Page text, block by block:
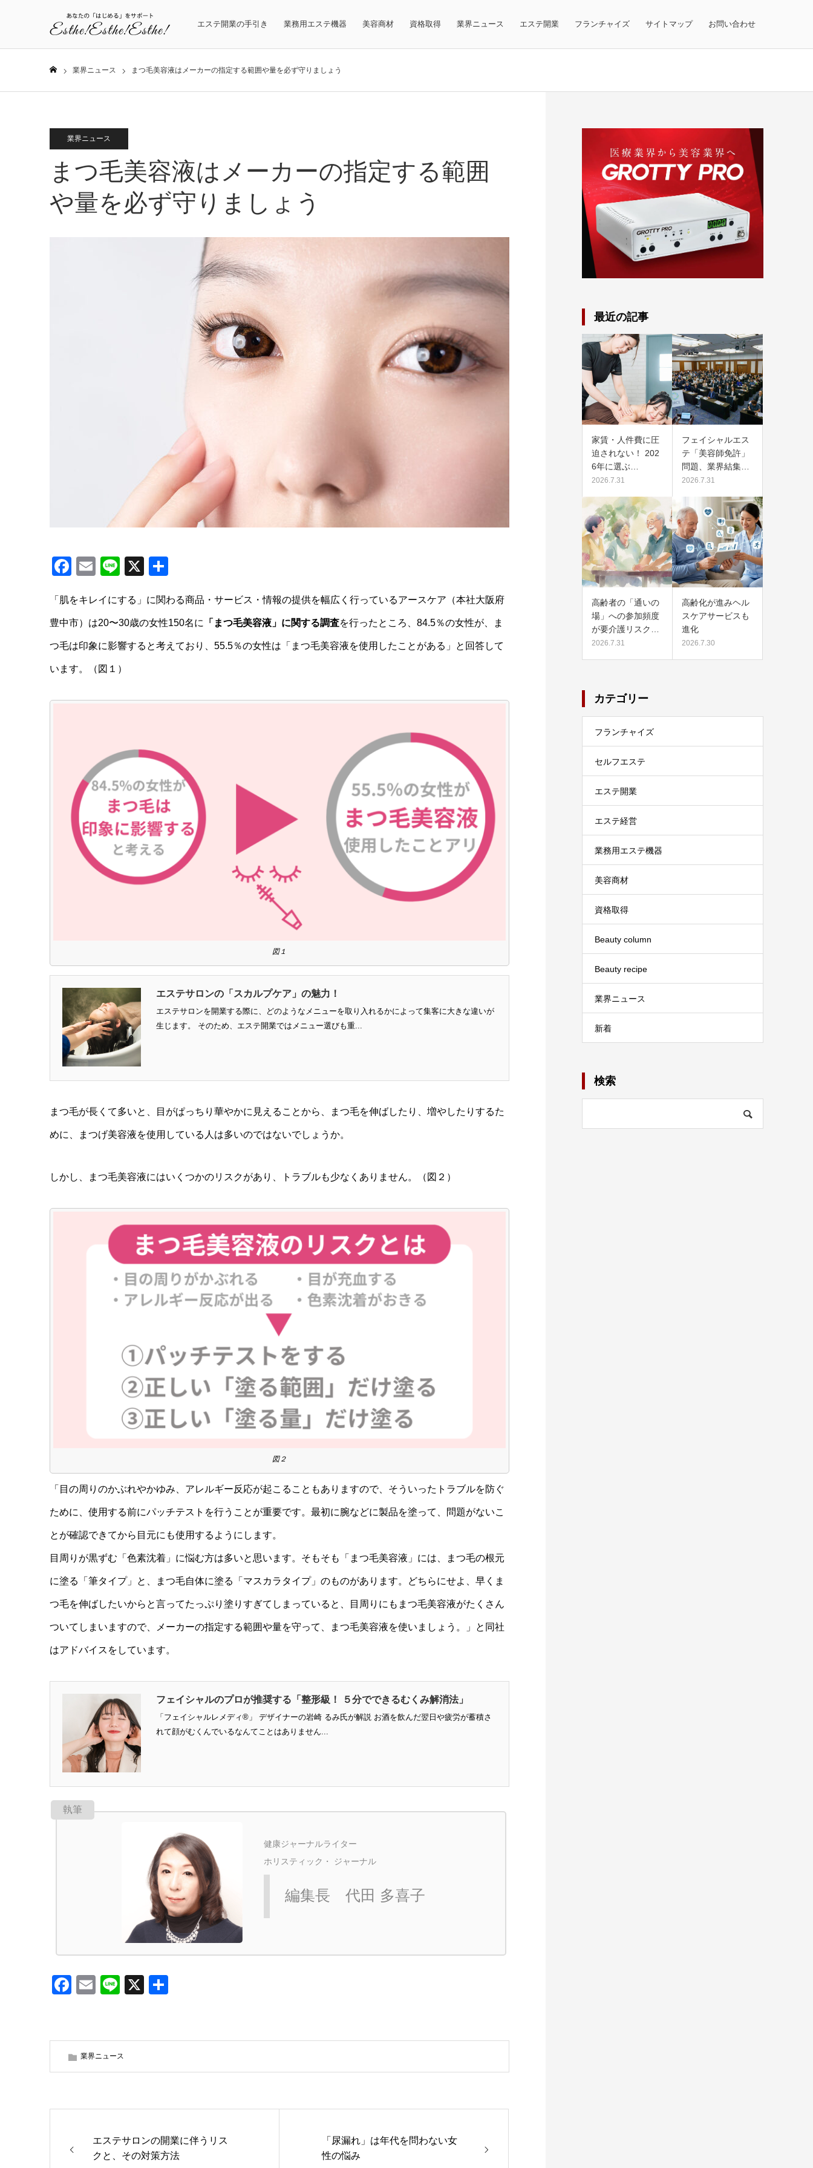
エステ開業の手引き 業務用エステ機器 美容商材 資格取得 業界ニュース エステ開業 フランチャイズ サイトマップ お問い合わせ
業界ニュース まつ毛美容液はメーカーの指定する範囲や量を必ず守りましょう
業界ニュース
まつ毛美容液はメーカーの指定する範囲
や量を必ず守りましょう
Facebook
EmailLine
X
「肌をキレイにする」に関わる商品・サービス・情報の提供を幅広く行っているアースケア（本社大阪府
豊中市）は20〜30歳の女性150名に 「まつ毛美容液」に関する調査を行ったところ、84.5％の女性が、ま
つ毛は印象に影響すると考えており、55.5％の女性は「まつ毛美容液を使用したことがある」と回答して
います。（図１）
図１
エステサロンの「スカルプケア」の魅力！
エステサロンを開業する際に、どのようなメニューを取り入れるかによって集客に大きな違いが
生じます。 そのため、エステ開業ではメニュー選びも重...
まつ毛が長くて多いと、目がぱっちり華やかに見えることから、まつ毛を伸ばしたり、増やしたりするた
めに、まつげ美容液を使用している人は多いのではないでしょうか。
しかし、まつ毛美容液にはいくつかのリスクがあり、トラブルも少なくありません。（図２）
図２
「目の周りのかぶれやかゆみ、アレルギー反応が起こることもありますので、そういったトラブルを防ぐ
ために、使用する前にパッチテストを行うことが重要です。最初に腕などに製品を塗って、問題がないこ
とが確認できてから目元にも使用するようにします。
目周りが黒ずむ「色素沈着」に悩む方は多いと思います。そもそも「まつ毛美容液」には、まつ毛の根元
に塗る「筆タイプ」と、まつ毛自体に塗る「マスカラタイプ」のものがあります。どちらにせよ、早くま
つ毛を伸ばしたいからと言ってたっぷり塗りすぎてしまっていると、目周りにもまつ毛美容液がたくさん
ついてしまいますので、メーカーの指定する範囲や量を守って、まつ毛美容液を使いましょう。」と同社
はアドバイスをしています。
フェイシャルのプロが推奨する「整形級！ ５分でできるむくみ解消法」
「フェイシャルレメディ®」 デザイナーの岩崎 るみ氏が解説 お酒を飲んだ翌日や疲労が蓄積さ
れて顔がむくんでいるなんてことはありません...
執筆
健康ジャーナルライター
ホリスティック・ ジャーナル
編集長 代田 多喜子
Facebook
EmailLine
X
業界ニュース
エステサロンの開業に伴うリス
クと、その対策方法
「尿漏れ」は年代を問わない女
性の悩み
最近の記事
家賃・人件費に圧
迫されない！ 202
6年に選ぶ…
2026.7.31
フェイシャルエス
テ「美容師免許」
問題、業界結集…
2026.7.31
高齢者の「通いの
場」への参加頻度
が要介護リスク…
2026.7.31
高齢化が進みヘル
スケアサービスも
進化
2026.7.30
カテゴリー
フランチャイズ
セルフエステ
エステ開業
エステ経営
業務用エステ機器
美容商材
資格取得
Beauty column
Beauty recipe
業界ニュース
新着
検索